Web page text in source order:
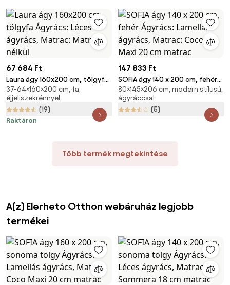
67 684 Ft
Laura ágy 160x200 cm, tölgyfa
Ágyrács: Léces ágyrács,
Matrac: Matrac nélkül
37-64×160×200 cm, fa,
éjjeliszekrénnyel
(19)
Raktáron
147 833 Ft
SOFIA ágy 140 x 200 cm, fehér
Ágyrács: Lamellás ágyrács,
Matrac: Coco Maxi 20 cm
matrac
80×145×206 cm, modern stílusú,
ágyráccsal
(5)
Több termék megtekintése
A(z) Elerheto Otthon webáruház legjobb
termékei